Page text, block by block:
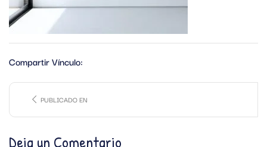
Compartir Vínculo:
PUBLICADO EN
Deja un Comentario